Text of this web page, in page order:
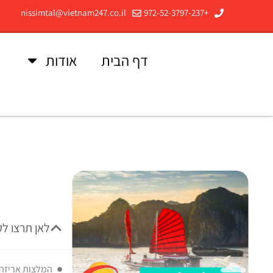
+972-52-3797-237
nissimtal@vietnam247.co.il
דף הבית אודות
לאן תרצו
המלצות